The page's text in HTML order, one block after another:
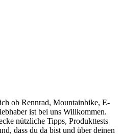
ob Rennrad, Mountainbike, E-
ist bei uns Willkommen.
nützliche Tipps, Produkttests
dass du da bist und über deinen